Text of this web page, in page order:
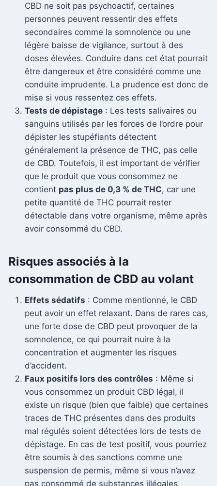
CBD ne soit pas psychoactif, certaines
personnes peuvent ressentir des effets
secondaires comme la somnolence ou une
légère baisse de vigilance, surtout à des
doses élevées. Conduire dans cet état pourrait
être dangereux et être considéré comme une
conduite imprudente. La prudence est donc de
mise si vous ressentez ces effets.
Tests de dépistage : Les tests salivaires ou
sanguins utilisés par les forces de l’ordre pour
dépister les stupéfiants détectent
généralement la présence de THC, pas celle
de CBD. Toutefois, il est important de vérifier
que le produit que vous consommez ne
contient pas plus de 0,3 % de THC, car une
petite quantité de THC pourrait rester
détectable dans votre organisme, même après
avoir consommé du CBD.
Risques associés à la
consommation de CBD au volant
Effets sédatifs : Comme mentionné, le CBD
peut avoir un effet relaxant. Dans de rares cas,
une forte dose de CBD peut provoquer de la
somnolence, ce qui pourrait nuire à la
concentration et augmenter les risques
d’accident.
Faux positifs lors des contrôles : Même si
vous consommez un produit CBD légal, il
existe un risque (bien que faible) que certaines
traces de THC présentes dans des produits
mal régulés soient détectées lors de tests de
dépistage. En cas de test positif, vous pourriez
être soumis à des sanctions comme une
suspension de permis, même si vous n’avez
pas consommé de substances illégales.